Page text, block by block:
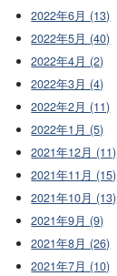
2022年6月 (13)
2022年5月 (40)
2022年4月 (2)
2022年3月 (4)
2022年2月 (11)
2022年1月 (5)
2021年12月 (11)
2021年11月 (15)
2021年10月 (13)
2021年9月 (9)
2021年8月 (26)
2021年7月 (10)